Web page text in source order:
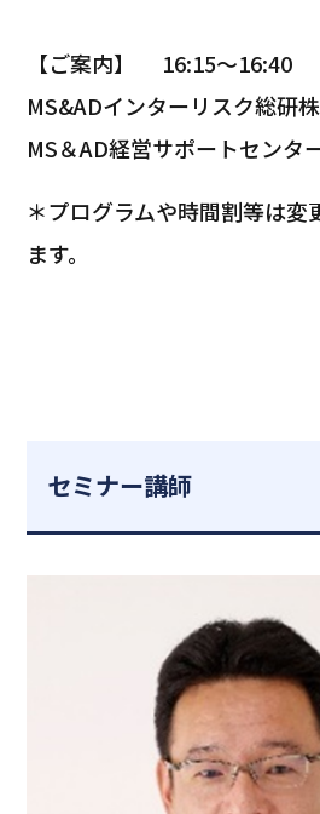
【ご案内】 16:15～16:40
MS&ADインターリスク総研
MS＆AD経営サポートセンタ
＊プログラムや時間割等は変
ます。
セミナー講師